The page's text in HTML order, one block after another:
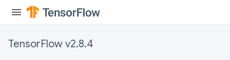
TensorFlow v2.8.4